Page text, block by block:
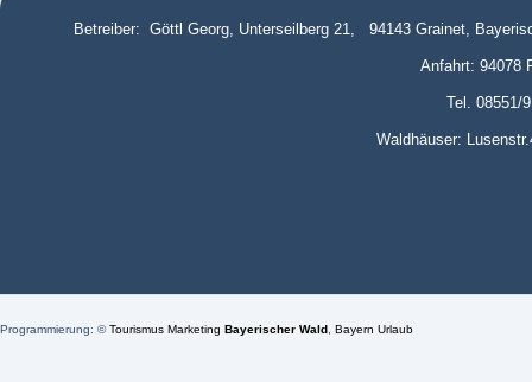
Betreiber: Göttl Georg, Unterseilberg 21, 94143 Grainet,
Anfahrt:
Tel. 08551/
Waldhäuser:
Programmierung: ©Tourismus Marketing Bayerischer Wald Bayern Urlaub